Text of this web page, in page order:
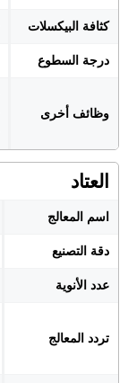
كثافة البيكسلات
درجة السطوع
وظائف أخرى
العتاد
اسم المعالج
دقة التصنيع
عدد الأنوية
تردد المعالج